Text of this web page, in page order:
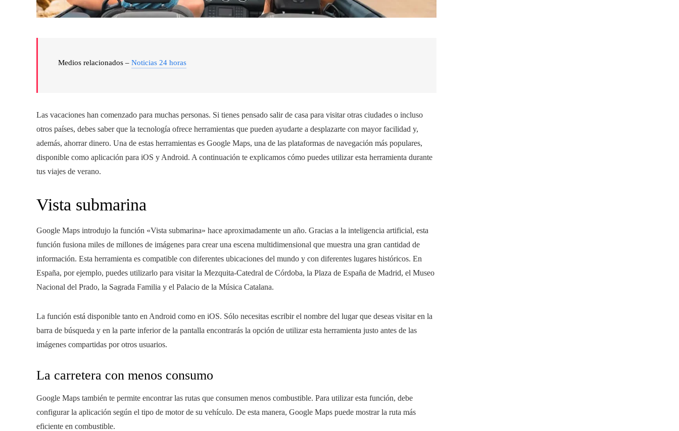
Medios relacionados – Noticias 24 horas
Las vacaciones han comenzado para muchas personas. Si tienes pensado salir de casa para visitar otras ciudades o incluso
otros países, debes saber que la tecnología ofrece herramientas que pueden ayudarte a desplazarte con mayor facilidad y,
además, ahorrar dinero. Una de estas herramientas es Google Maps, una de las plataformas de navegación más populares,
disponible como aplicación para iOS y Android. A continuación te explicamos cómo puedes utilizar esta herramienta durante
tus viajes de verano.
Vista submarina
Google Maps introdujo la función «Vista submarina» hace aproximadamente un año. Gracias a la inteligencia artificial, esta
función fusiona miles de millones de imágenes para crear una escena multidimensional que muestra una gran cantidad de
información. Esta herramienta es compatible con diferentes ubicaciones del mundo y con diferentes lugares históricos. En
España, por ejemplo, puedes utilizarlo para visitar la Mezquita-Catedral de Córdoba, la Plaza de España de Madrid, el Museo
Nacional del Prado, la Sagrada Familia y el Palacio de la Música Catalana.
La función está disponible tanto en Android como en iOS. Sólo necesitas escribir el nombre del lugar que deseas visitar en la
barra de búsqueda y en la parte inferior de la pantalla encontrarás la opción de utilizar esta herramienta justo antes de las
imágenes compartidas por otros usuarios.
La carretera con menos consumo
Google Maps también te permite encontrar las rutas que consumen menos combustible. Para utilizar esta función, debe
configurar la aplicación según el tipo de motor de su vehículo. De esta manera, Google Maps puede mostrar la ruta más
eficiente en combustible.